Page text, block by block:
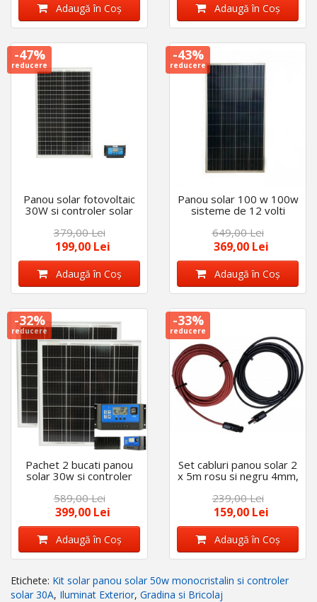
Adaugă în Coş Adaugă în Coş
-47%
reducere
Panou solar fotovoltaic
30W si controler solar
379,00 Lei
199,00 Lei
Adaugă în Coş
-43%
reducere
Panou solar 100 w 100w
sisteme de 12 volti
649,00 Lei
369,00 Lei
Adaugă în Coş
-32%
reducere
Pachet 2 bucati panou
solar 30w si controler
589,00 Lei
399,00 Lei
Adaugă în Coş
-33%
reducere
Set cabluri panou solar 2
x 5m rosu si negru 4mm,
mufe MC4
239,00 Lei
159,00 Lei
Adaugă în Coş
Etichete: Kit solar panou solar 50w monocristalin si controler
solar 30A, Iluminat Exterior, Gradina si Bricolaj